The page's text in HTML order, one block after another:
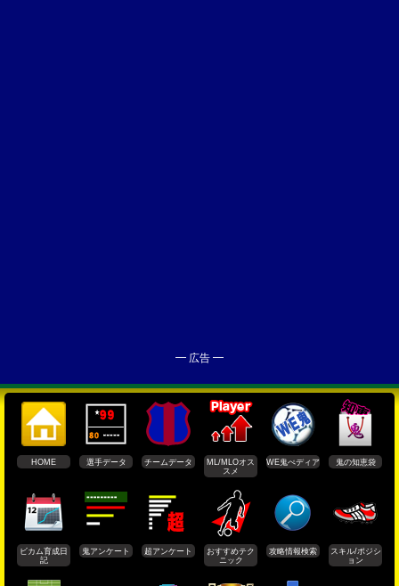
━ 広告 ━
HOME 選手データ チームデータ
ML/MLOオス
スメ
WE鬼ぺディア 鬼の知恵袋
ビカム育成日
記
鬼アンケート 超アンケート
おすすめテク
ニック
攻略情報検索
スキル/ポジシ
ョン